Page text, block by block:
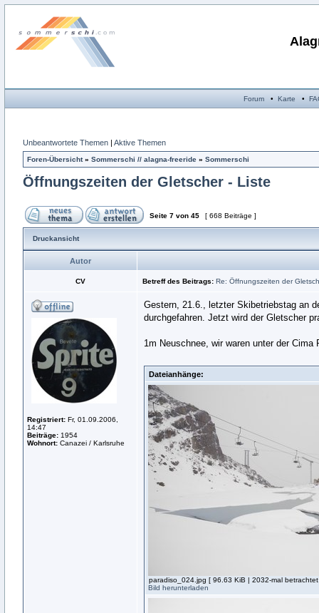
Forum• Karte •
Unbeantwortete Themen | Aktive Themen
Foren-Übersicht» Sommerschi // alagna-freeride » Sommerschi
Öffnungszeiten der Gletscher - Liste
Seite 7 von 45 [ 668 Beiträge ]
Druckansicht
Autor
CV Betreff des Beitrags: Re: Öffnungszeiten der
Registriert: Fr, 01.09.2006,
14:47
Beiträge: 1954
Wohnort: Canazei / Karlsruhe
Gestern, 21.6., letzter Skibetriebstag an
durchgefahren. Jetzt wird der Gletscher
1m Neuschnee, wir waren unter der
Dateianhänge:
paradiso_024.jpg [ 96.63 KiB | 2032-mal
Bild herunterladen